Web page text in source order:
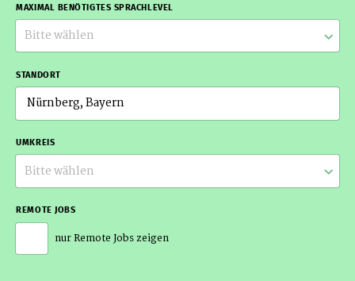
MAXIMAL BENÖTIGTES SPRACHLEVEL
Bitte wählen
STANDORT
UMKREIS
Bitte wählen
REMOTE JOBS
nur Remote Jobs zeigen